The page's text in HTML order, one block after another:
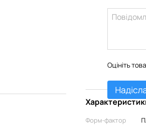
Оцініть
Форм-фактор